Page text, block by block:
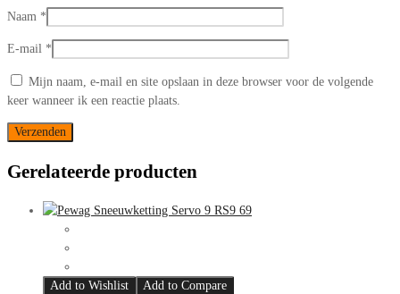
Naam *
E-mail *
Mijn naam, e-mail en site opslaan in deze browser voor de volgende
keer wanneer ik een reactie plaats.
Gerelateerde producten
Add to Wishlist
Add to Compare